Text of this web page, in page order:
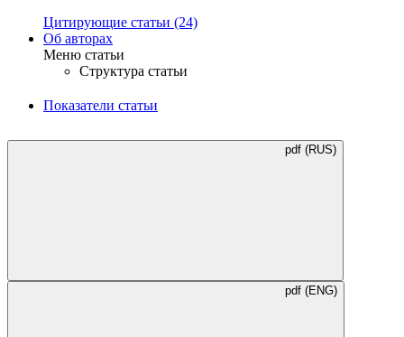
Цитирующие статьи (24)
Об авторах
Меню статьи
Структура статьи
Показатели статьи
pdf (RUS)
pdf (ENG)